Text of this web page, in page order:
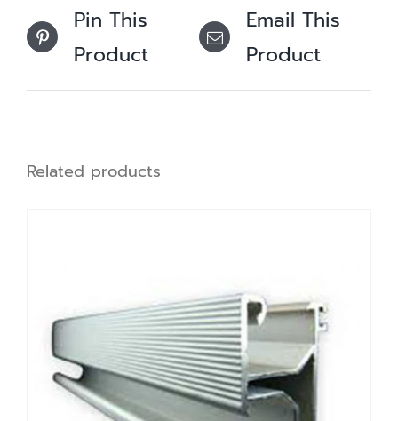
Pin This
Product
Email This
Product
Related products